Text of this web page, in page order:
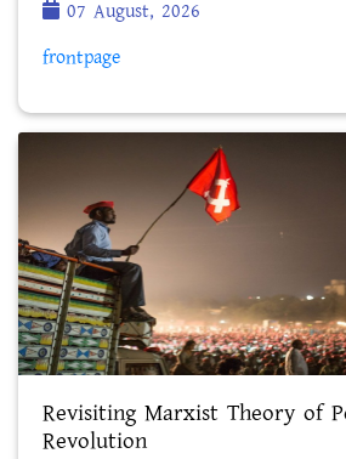
07 August, 2026
frontpage
Revisiting Marxist Theory of
Revolution